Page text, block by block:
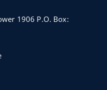
1906 P.O. Box: